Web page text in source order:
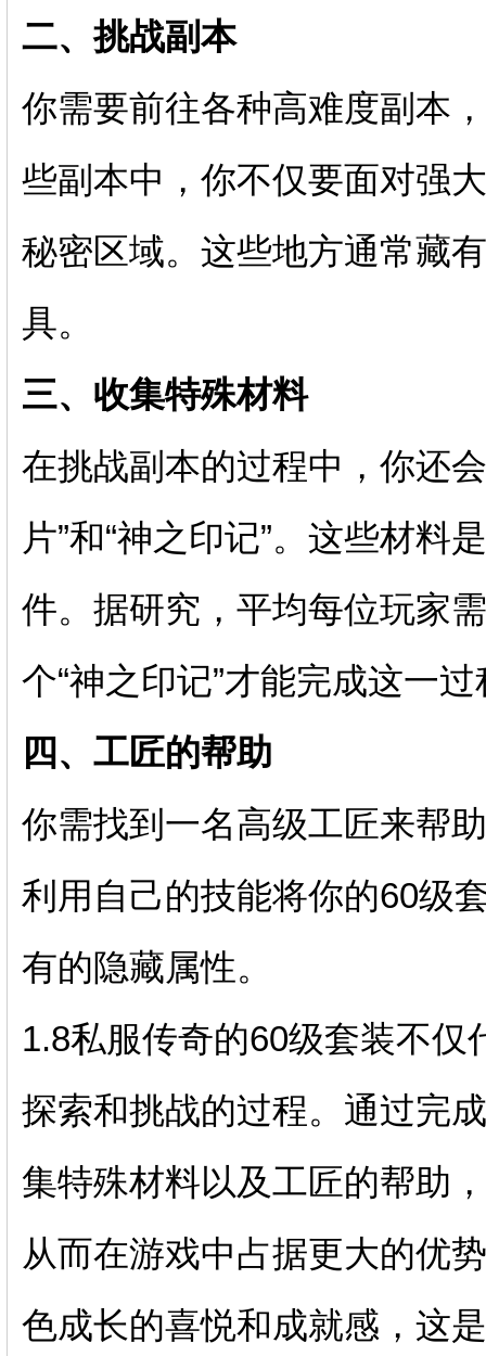
二、挑战副本
你需要前往各种高难度副本
些副本中，你不仅要面对强
秘密区域。这些地方通常藏
具。
三、收集特殊材料
在挑战副本的过程中，你还
片”和“神之印记”。这些材料
件。据研究，平均每位玩家
个“神之印记”才能完成这一过
四、工匠的帮助
你需找到一名高级工匠来帮
利用自己的技能将你的60级
有的隐藏属性。
1.8私服传奇的60级套装不
探索和挑战的过程。通过完
集特殊材料以及工匠的帮助
从而在游戏中占据更大的优
色成长的喜悦和成就感，这